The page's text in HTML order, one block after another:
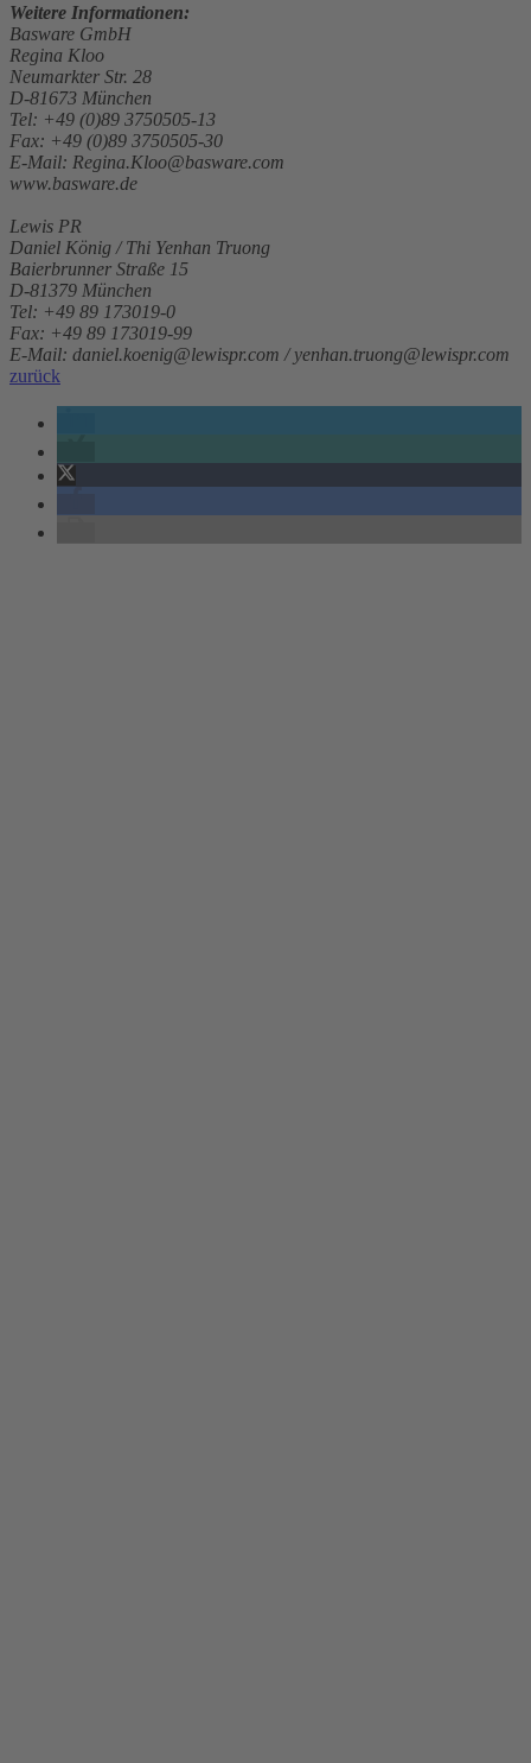
Weitere Informationen:
Basware GmbH
Regina Kloo
Neumarkter Str. 28
D-81673 München
Tel: +49 (0)89 3750505-13
Fax: +49 (0)89 3750505-30
E-Mail: Regina.Kloo@basware.com
www.basware.de
Lewis PR
Daniel König / Thi Yenhan Truong
Baierbrunner Straße 15
D-81379 München
Tel: +49 89 173019-0
Fax: +49 89 173019-99
E-Mail: daniel.koenig@lewispr.com / yenhan.truong@lewispr.com
zurück